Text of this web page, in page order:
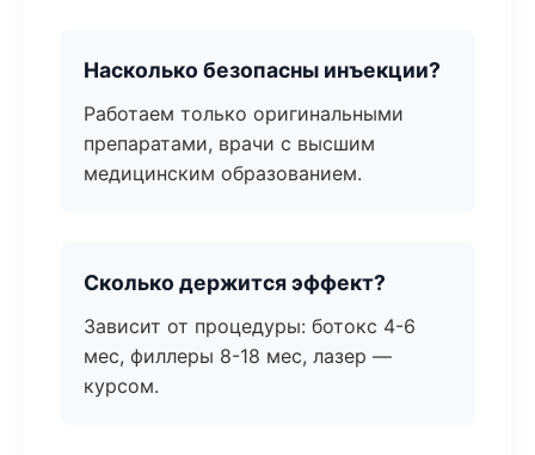
Насколько безопасны инъекции?
Работаем только оригинальными
препаратами, врачи с высшим
медицинским образованием.
Сколько держится эффект?
Зависит от процедуры: ботокс 4-6
мес, филлеры 8-18 мес, лазер —
курсом.